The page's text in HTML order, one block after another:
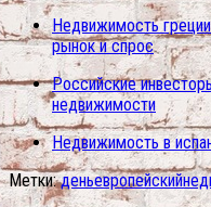
Недвижимость
рынок и спрос
Российские
недвижимости
Недвижимость в
Метки: деньевропейский